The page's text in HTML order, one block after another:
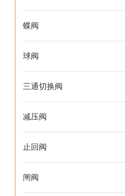
蝶阀
球阀
三通切换阀
减压阀
止回阀
闸阀